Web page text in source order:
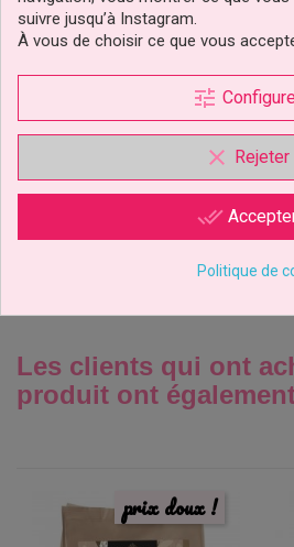
Bougies D’Anniversaire
Petites Et Grandes Pcs/20
Wilton
Prix
3,29 €
Ajouter au panier
Les clients qui ont
produit ont
prix doux !
suivre jusqu’à Instagram.
À vous de choisir ce que vous
tune
clear Rejeter
done_all
Politique de